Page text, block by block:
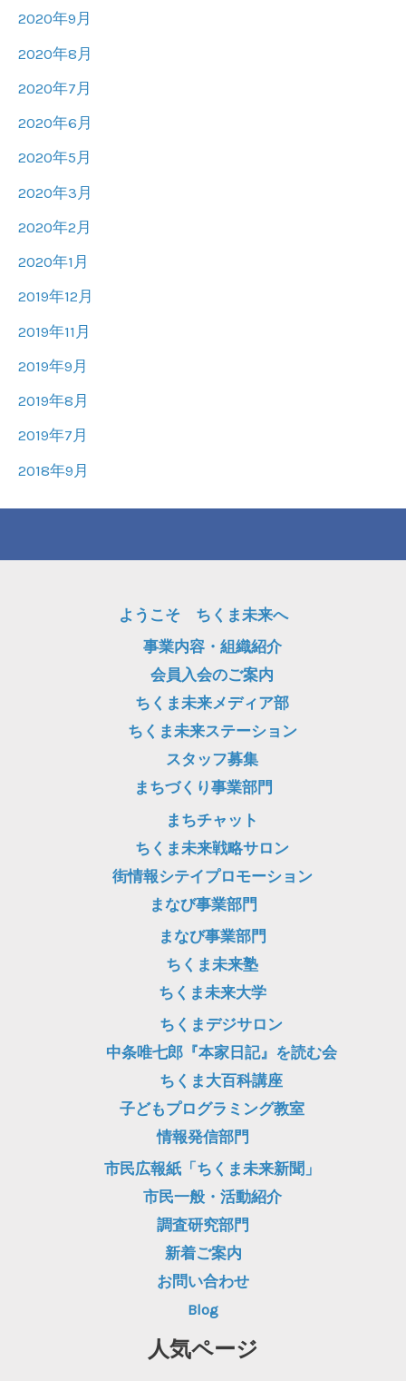
2020年9月
2020年8月
2020年7月
2020年6月
2020年5月
2020年3月
2020年2月
2020年1月
2019年12月
2019年11月
2019年9月
2019年8月
2019年7月
2018年9月
ようこそ ちくま未来へ
事業内容・組織紹介
会員入会のご案内
ちくま未来メディア部
ちくま未来ステーション
スタッフ募集
まちづくり事業部門
まちチャット
ちくま未来戦略サロン
街情報シテイプロモーション
まなび事業部門
まなび事業部門
ちくま未来塾
ちくま未来大学
ちくまデジサロン
中条唯七郎『本家日記』を読む会
ちくま大百科講座
子どもプログラミング教室
情報発信部門
市民広報紙「ちくま未来新聞」
市民一般・活動紹介
調査研究部門
新着ご案内
お問い合わせ
Blog
人気ページ